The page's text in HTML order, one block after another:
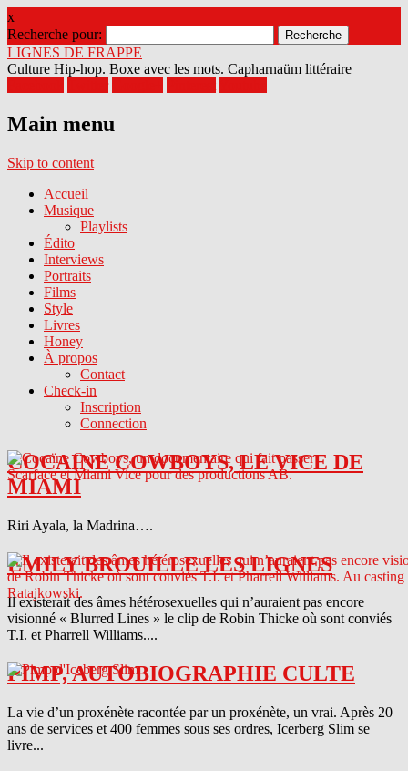
x
Recherche pour:
LIGNES DE FRAPPE
Culture Hip-hop. Boxe avec les mots. Capharnaüm littéraire
Main menu
Skip to content
Accueil
Musique
Playlists
Édito
Interviews
Portraits
Films
Style
Livres
Honey
À propos
Contact
Check-in
Inscription
Connection
COCAINE COWBOYS, LE VICE DE
MIAMI
Riri Ayala, la Madrina….
EMILY BROUILLE LES LIGNES
Il existerait des âmes hétérosexuelles qui n’auraient pas encore
visionné « Blurred Lines » le clip de Robin Thicke où sont conviés
T.I. et Pharrell Williams....
PIMP, AUTOBIOGRAPHIE CULTE
La vie d’un proxénète racontée par un proxénète, un vrai. Après 20
ans de services et 400 femmes sous ses ordres, Icerberg Slim se
livre...